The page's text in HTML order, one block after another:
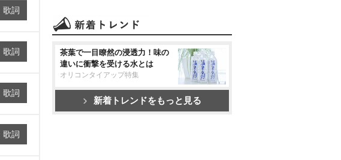
歌詞
歌詞
歌詞
歌詞
茶葉で一目瞭然の浸透力！味の
違いに衝撃を受ける水とは
オリコンタイアップ特集
新着トレンドをもっと見る